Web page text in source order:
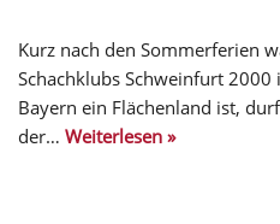
Kurz nach den Sommerferien
Schachklubs Schweinfurt 2000
Bayern ein Flächenland ist,
der… Weiterlesen »